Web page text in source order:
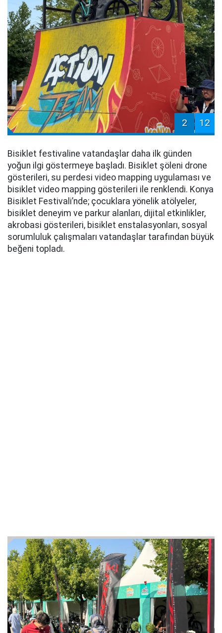
2 12
Bisiklet festivaline vatandaşlar daha ilk günden
yoğun ilgi göstermeye başladı. Bisiklet şöleni drone
gösterileri, su perdesi video mapping uygulaması ve
bisiklet video mapping gösterileri ile renklendi. Konya
Bisiklet Festivali’nde; çocuklara yönelik atölyeler,
bisiklet deneyim ve parkur alanları, dijital etkinlikler,
akrobasi gösterileri, bisiklet enstalasyonları, sosyal
sorumluluk çalışmaları vatandaşlar tarafından büyük
beğeni topladı.